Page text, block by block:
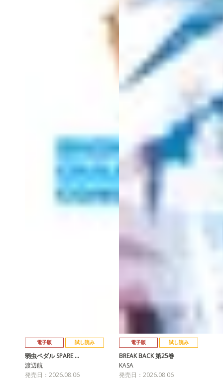
電子版 試し読み
弱虫ペダル SPARE …
渡辺航
発売日：2026.08.06
電子版 試し読み
BREAK BACK 第25巻
KASA
発売日：2026.08.06